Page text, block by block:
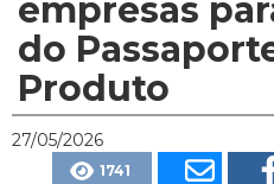
empresas
do
Produto
27/05/2026
1741